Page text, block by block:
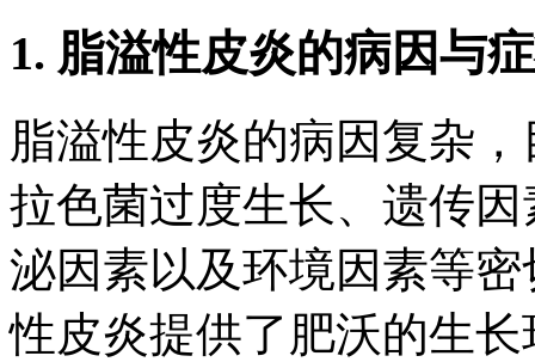
1. 脂溢性皮炎的病因与
脂溢性皮炎的病因复杂
拉色菌过度生长、遗传
泌因素以及环境因素等
性皮炎提供了肥沃的生